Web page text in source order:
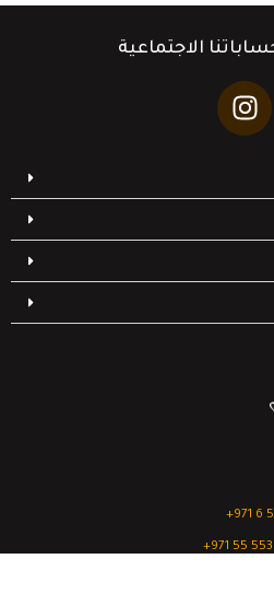
الاجتماعية
‎+971 6
‎+971 55